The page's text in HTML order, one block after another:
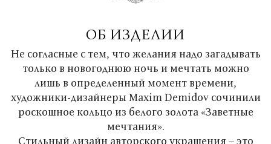
ОБ ИЗДЕЛИИ
Не согласные с тем, что желания надо загадывать
только в новогоднюю ночь и мечтать можно
лишь в определенный момент времени,
художники-дизайнеры Maxim Demidov сочинили
роскошное кольцо из белого золота «Заветные
мечтания».
Стильный дизайн авторского украшения – это